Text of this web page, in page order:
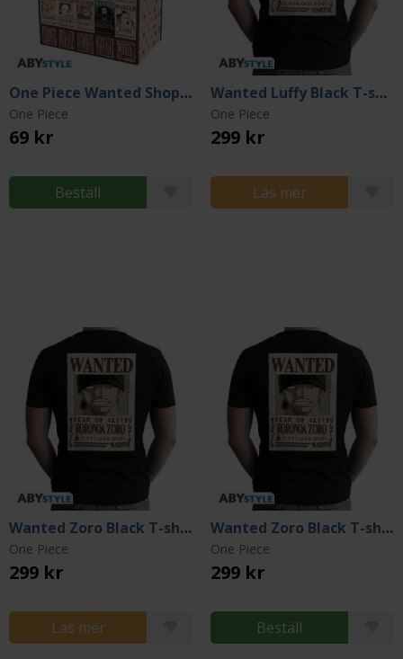
One Piece Wanted Shopping Bag
One Piece
69 kr
Beställ
Wanted Luffy Black T-shirt (Medium)
One Piece
299 kr
Läs mer
Wanted Zoro Black T-shirt (Medium)
One Piece
299 kr
Läs mer
Wanted Zoro Black T-shirt (Large)
One Piece
299 kr
Beställ